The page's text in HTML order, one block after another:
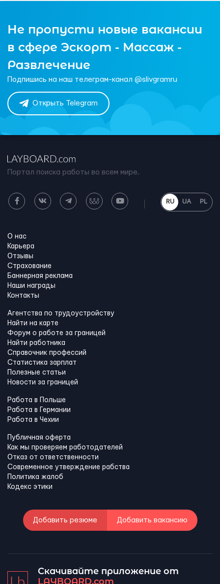
Не пропусти новые вакансии
в сфере Эскорт - Массаж -
Развлечение
Подпишись на наш телеграм-канал @slivgramru
Открыть Telegram
Портал поиска работы во всем мире.
RU UA PL
О нас
Карьера
Отзывы
Страхование
Баннерная реклама
Наши награды
Контакты
Агентства по трудоустройству
Найти на карте
Форум о работе за границей
Найти работника
Справочник профессий
Статистика зарплат
Полезные статьи
Новости за границей
Работа в Польше
Работа в Германии
Работа в Чехии
Публичная оферта
Как мы проверяем работодателей
Отказ от ответственности
Современное утверждение рабства
Политика жалоб
Кодекс этики
Добавить резюме Добавить вакансию
Скачивайте приложение от
LAYBOARD.com